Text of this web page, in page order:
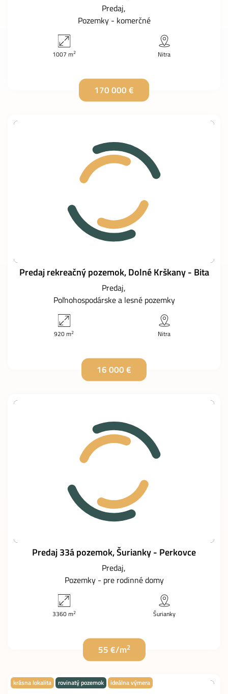
Predaj
Pozemky - komerčné
1007 m2 Nitra
170 000 €
Predaj rekreačný pozemok, Dolné Krškany - Bita
Predaj
Poľnohospodárske a lesné pozemky
920 m2 Nitra
16 000 €
Predaj 33á pozemok, Šurianky - Perkovce
Predaj
Pozemky - pre rodinné domy
3360 m2 Šurianky
55 €/m2
krásna lokalita rovinatý pozemok ideálna výmera